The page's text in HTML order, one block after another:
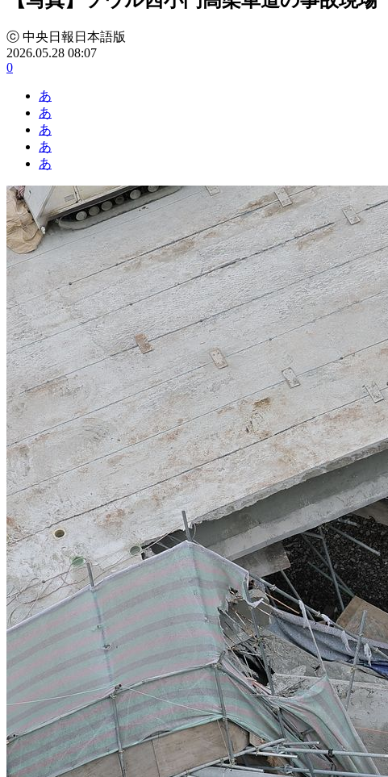
ⓒ 中央日報日本語版
2026.05.28 08:07
0
あ
あ
あ
あ
あ